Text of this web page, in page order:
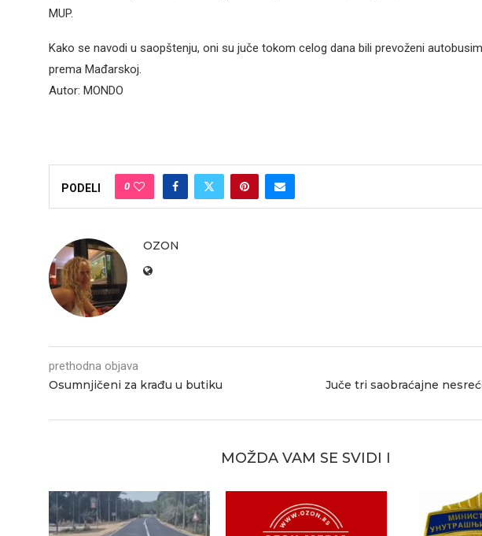
MUP.
Kako se navodi u saopštenju, oni su juče tokom celog dana bili prevoženi
prema Mađarskoj.
Autor: MONDO
PODELI 0
OZON
prethodna objava
Osumnjičeni za krađu u butiku
Juče tri saobraćajne
MOŽDA VAM SE SVIDI I